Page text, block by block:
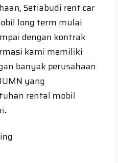
Setiabudi rent car
long term mulai
dengan kontrak
kami memiliki
banyak perusahaan
yang
rental mobil
.